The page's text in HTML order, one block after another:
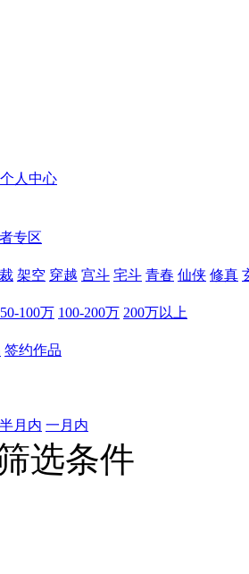
个人中心
专区
架空 穿越 宫斗 宅斗 青春 仙侠 修真
50-100万 100-200万 200万以上
签约作品
半月内 一月内
选条件